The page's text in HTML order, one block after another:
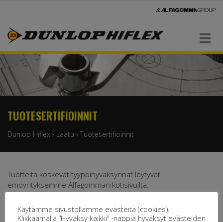
Navigaatio
TUOTESERTIFIOINNIT
Dunlop Hiflex › Laatu › Tuotesertifioinnit
Tuotteita koskevat tyyppihyväksynnät löytyvät
emoyrityksemme Alfagomman kotisivuilta:
Quality – ALFAGOMMA
Käytämme sivustollamme evästeitä (cookies).
Klikkaamalla “Hyväksy kaikki” -nappia hyväksyt evästeiden